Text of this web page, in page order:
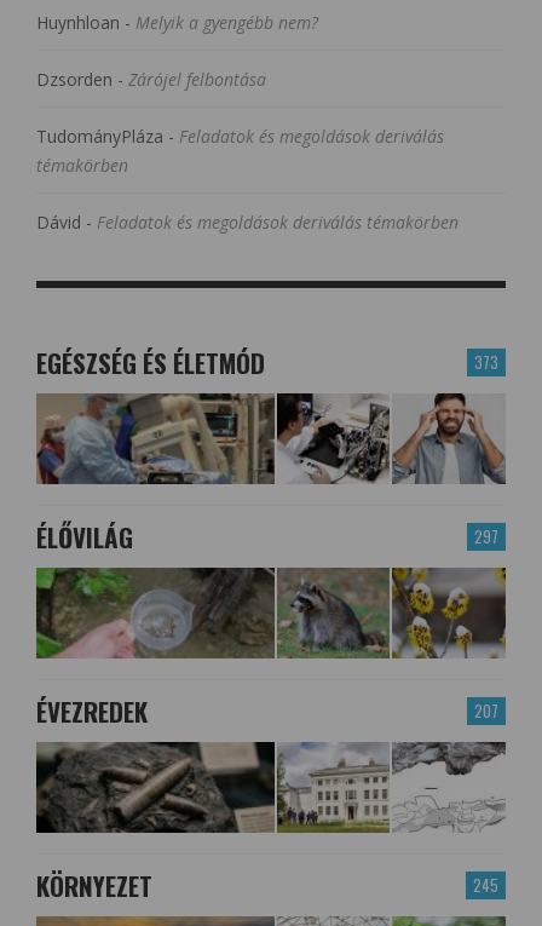
Huynhloan - Melyik a gyengébb nem?
Dzsorden - Zárójel felbontása
TudományPláza - Feladatok és megoldások deriválás
témakörben
Dávid - Feladatok és megoldások deriválás témakörben
373
EGÉSZSÉG ÉS ÉLETMÓD
297
ÉLŐVILÁG
207
ÉVEZREDEK
245
KÖRNYEZET